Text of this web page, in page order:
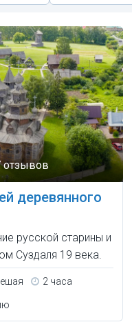
отзывов
деревянного
русской старины и
Суздаля 19 века.
2 часа